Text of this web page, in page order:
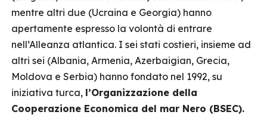
mentre altri due (Ucraina e Georgia) hanno
apertamente espresso la volontà di entrare
nell’Alleanza atlantica. I sei stati costieri, insieme ad
altri sei (Albania, Armenia, Azerbaigian, Grecia,
Moldova e Serbia) hanno fondato nel 1992, su
iniziativa turca, l’Organizzazione della
Cooperazione Economica del mar Nero (BSEC).